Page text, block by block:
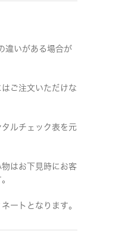
違いがある場合が
ご注文いただけな
ルチェック表を元
はお下見時にお客
ートとなります。